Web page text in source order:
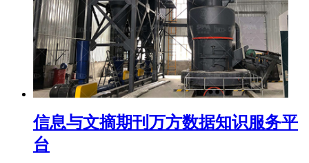
信息与文摘期刊万方数据知识服务平
台